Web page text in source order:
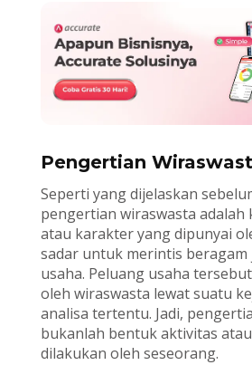
Pengertian
Seperti yang dijelaskan
pengertian wiraswasta adalah
atau karakter yang dipunyai
sadar untuk merintis beragam
usaha. Peluang usaha
oleh wiraswasta lewat suatu
analisa tertentu. Jadi,
bukanlah bentuk aktivitas
dilakukan oleh seseorang.